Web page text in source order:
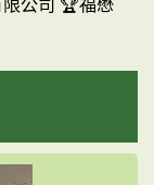
公司 🏆福懋